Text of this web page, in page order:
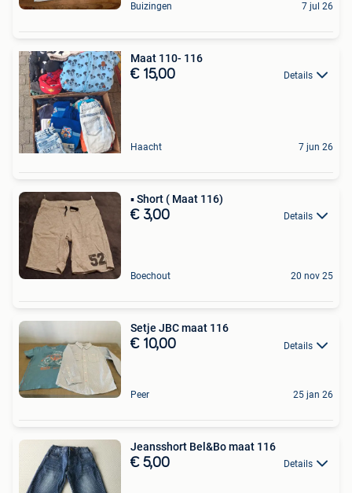
Buizingen 7 jul 26
Maat 110- 116
€ 15,00 Details
Haacht 7 jun 26
▪︎ Short ( Maat 116)
€ 3,00 Details
Boechout 20 nov 25
Setje JBC maat 116
€ 10,00 Details
Peer 25 jan 26
Jeansshort Bel&Bo maat 116
€ 5,00 Details